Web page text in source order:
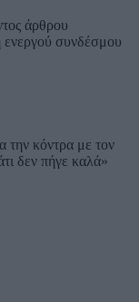
άρθρου
ενεργού συνδέσμου
κόντρα με τον
δεν πήγε καλά»